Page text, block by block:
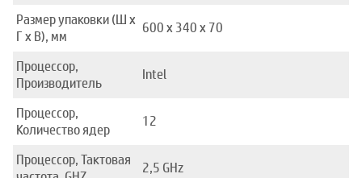
Размер упаковки (Ш x
Г x В), мм
600 x 340 x 70
Процессор,
Производитель
Intel
Процессор,
Количество ядер
12
Процессор, Тактовая
2,5 GHz